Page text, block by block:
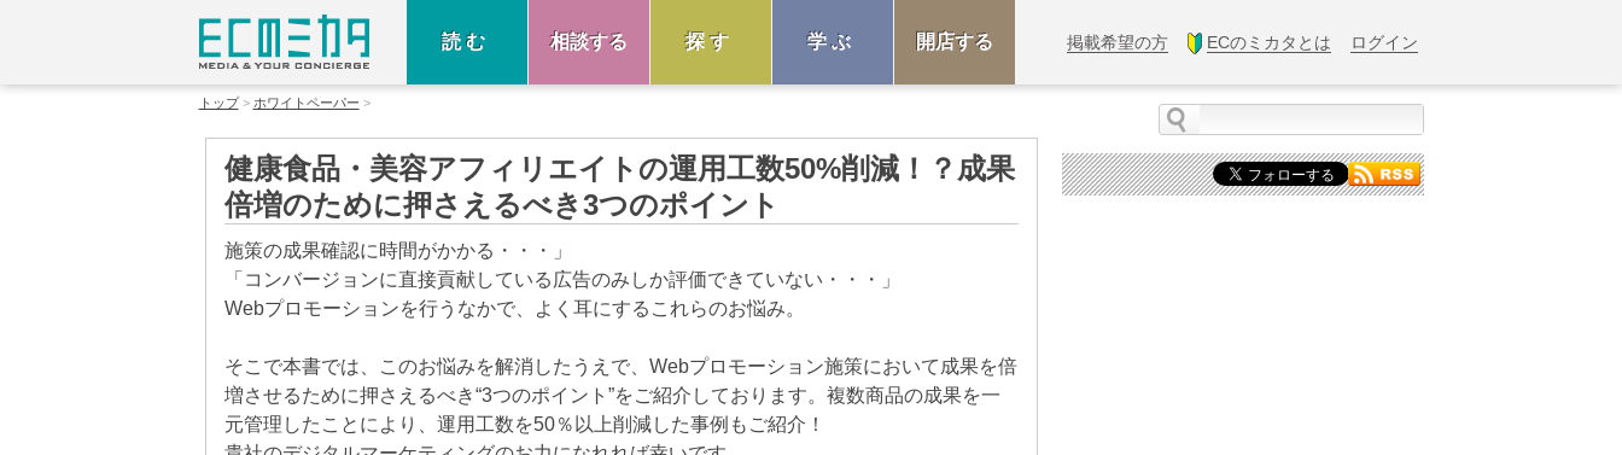
読む 相談する 探す 学ぶ 開店する 掲載希望の方 ECのミカタとは ログイン
トップ ホワイトペーパー
健康食品・美容アフィリエイトの運用工数50%削減！？成果
倍増のために押さえるべき3つのポイント
施策の成果確認に時間がかかる・・・」
「コンバージョンに直接貢献している広告のみしか評価できていない・・・」
Webプロモーションを行うなかで、よく耳にするこれらのお悩み。
そこで本書では、このお悩みを解消したうえで、Webプロモーション施策において成果を倍
増させるために押さえるべき“3つのポイント”をご紹介しております。複数商品の成果を一
元管理したことにより、運用工数を50％以上削減した事例もご紹介！